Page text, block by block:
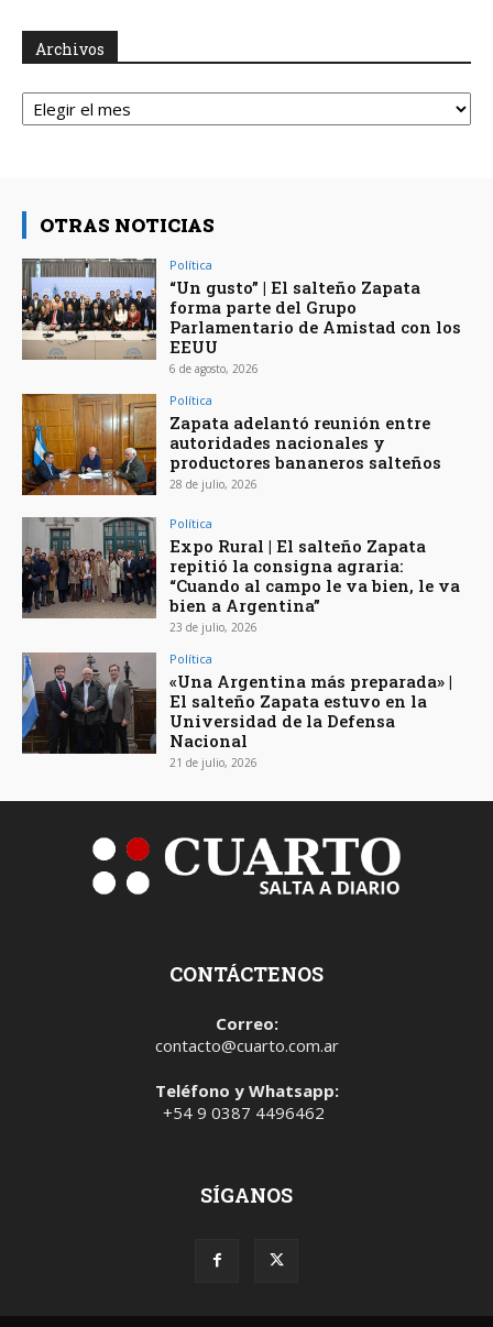
Archivos
Archivos
OTRAS NOTICIAS
Política
“Un gusto” | El salteño Zapata
forma parte del Grupo
Parlamentario de Amistad con los
EEUU
6 de agosto, 2026
Política
Zapata adelantó reunión entre
autoridades nacionales y
productores bananeros salteños
28 de julio, 2026
Política
Expo Rural | El salteño Zapata
repitió la consigna agraria:
“Cuando al campo le va bien, le va
bien a Argentina”
23 de julio, 2026
Política
«Una Argentina más preparada» |
El salteño Zapata estuvo en la
Universidad de la Defensa
Nacional
21 de julio, 2026
CONTÁCTENOS
Correo:
contacto@cuarto.com.ar
Teléfono y Whatsapp:
+54 9 0387 4496462
SÍGANOS